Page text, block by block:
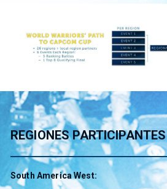
REGIONES PARTICIPANTES
South America West: